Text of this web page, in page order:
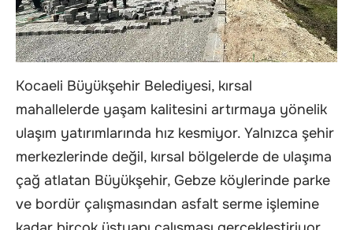
Kocaeli Büyükşehir Belediyesi, kırsal
mahallelerde yaşam kalitesini artırmaya yönelik
ulaşım yatırımlarında hız kesmiyor. Yalnızca şehir
merkezlerinde değil, kırsal bölgelerde de ulaşıma
çağ atlatan Büyükşehir, Gebze köylerinde parke
ve bordür çalışmasından asfalt serme işlemine